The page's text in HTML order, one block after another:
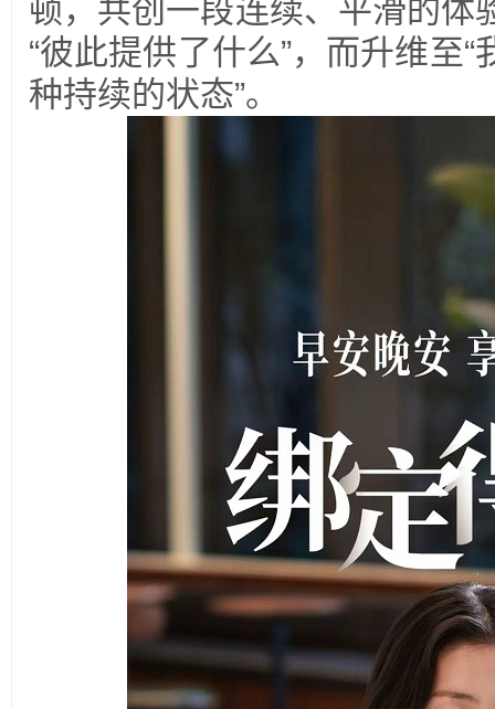
顿，共创一段连续、平滑的体
“彼此提供了什么”，而升维至
种持续的状态”。